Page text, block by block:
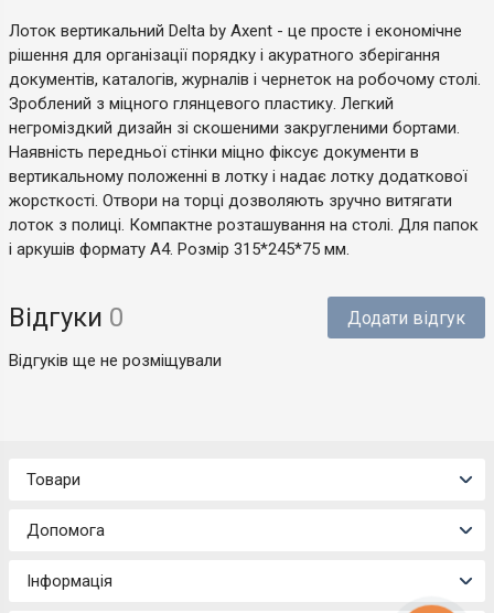
Лоток вертикальний Delta by Axent - це просте і економічне
рішення для організації порядку і акуратного зберігання
документів, каталогів, журналів і чернеток на робочому столі.
Зроблений з міцного глянцевого пластику. Легкий
негроміздкий дизайн зі скошеними закругленими бортами.
Наявність передньої стінки міцно фіксує документи в
вертикальному положенні в лотку і надає лотку додаткової
жорсткості. Отвори на торці дозволяють зручно витягати
лоток з полиці. Компактне розташування на столі. Для папок
і аркушів формату А4. Розмір 315*245*75 мм.
Відгуки 0 Додати відгук
Відгуків ще не розміщували
Товари
Допомога
Інформація